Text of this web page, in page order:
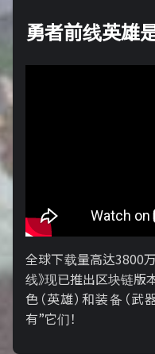
勇者前线英雄
全球下载量高达3800
线》现已推出区块链版
色（英雄）和装备（
有”它们！